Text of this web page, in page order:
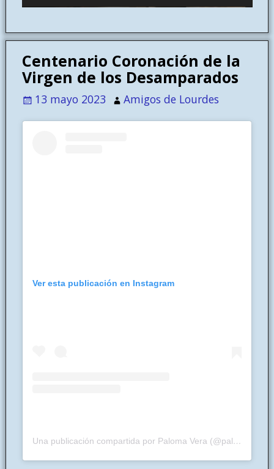
Centenario Coronación de la
Virgen de los Desamparados
13 mayo 2023 Amigos de Lourdes
Ver esta publicación en Instagram
Una publicación compartida por Paloma Vera (@palomavera111)